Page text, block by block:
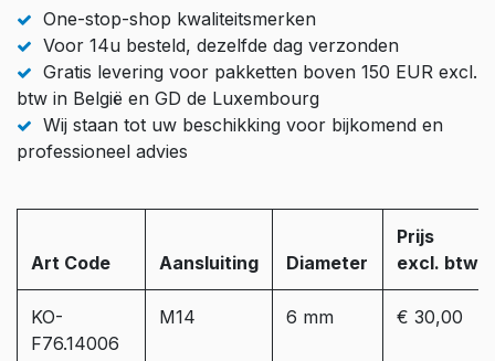
One-stop-shop kwaliteitsmerken
Voor 14u besteld, dezelfde dag verzonden
Gratis levering voor pakketten boven 150 EUR excl.
btw in België en GD de Luxembourg
Wij staan tot uw beschikking voor bijkomend en
professioneel advies
Art Code Aansluiting Diameter
Prijs
excl. btw
KO-
F76.14006
M14 6 mm € 30,00